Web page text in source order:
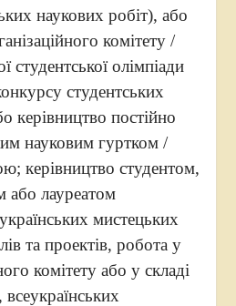
наукових робіт), або
комітету /
студентської олімпіади
студентських
керівництво постійно
науковим гуртком /
керівництво студентом,
або лауреатом
мистецьких
та проектів, робота у
комітету або у складі